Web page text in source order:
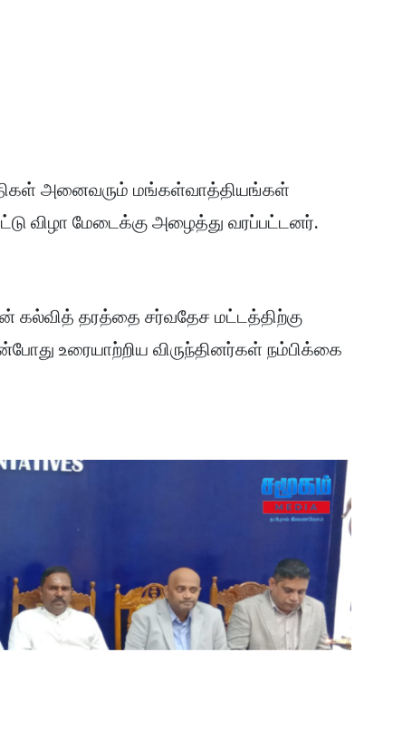
அனைவரும் மங்கள்வாத்தியங்கள்
விழா மேடைக்கு அழைத்து வரப்பட்டனர்.
கல்வித் தரத்தை சர்வதேச மட்டத்திற்கு
உரையாற்றிய விருந்தினர்கள் நம்பிக்கை